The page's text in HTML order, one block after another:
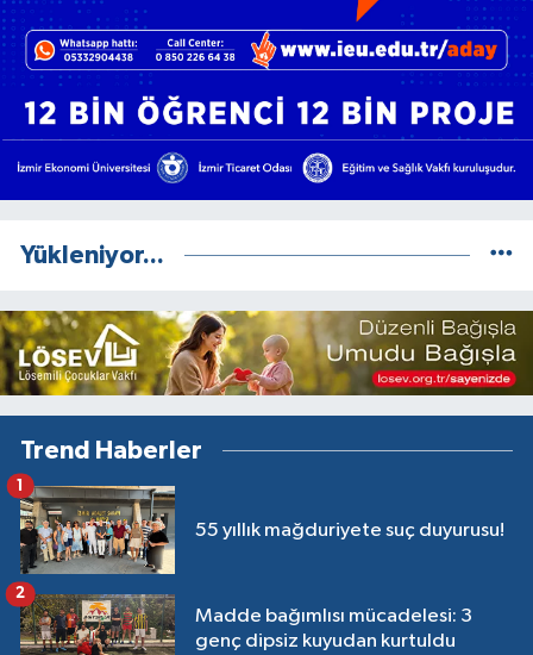
Yükleniyor...
Trend Haberler
55 yıllık mağduriyete suç duyurusu!
1
Madde bağımlısı mücadelesi: 3
genç dipsiz kuyudan kurtuldu
2